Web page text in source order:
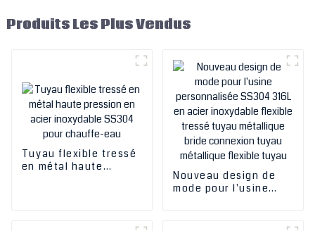
Produits Les Plus Vendus
Tuyau flexible tressé
en métal haute
Nouveau design de
mode pour l'usine